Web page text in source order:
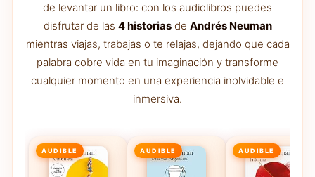
de levantar un libro: con los audiolibros puedes
disfrutar de las 4 historiasde Andrés Neuman
mientras viajas, trabajas o te relajas, dejando que cada
palabra cobre vida en tu imaginación y transforme
cualquier momento en una experiencia inolvidable e
inmersiva.
AUDIBLE AUDIBLE AUDIBLE